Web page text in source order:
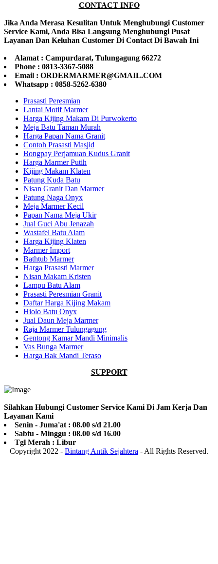
CONTACT INFO
Jika Anda Merasa Kesulitan Untuk Menghubungi Customer
Service Kami, Anda Bisa Langsung Menghubungi Pusat
Layanan Dan Keluhan Customer Di Contact Di Bawah Ini
Alamat : Campurdarat, Tulungagung 66272
Phone : 0813-3367-5088
Email : ORDERMARMER@GMAIL.COM
Whatsapp : 0858-5262-6380
Prasasti Peresmian
Lantai Motif Marmer
Harga Kijing Makam Di Purwokerto
Meja Batu Taman Murah
Harga Papan Nama Granit
Contoh Prasasti Masjid
Bongpay Perjamuan Kudus Granit
Harga Marmer Putih
Kijing Makam Klaten
Patung Kuda Batu
Nisan Granit Dan Marmer
Patung Naga Onyx
Meja Marmer Kecil
Papan Nama Meja Ukir
Jual Guci Abu Jenazah
Wastafel Batu Alam
Harga Kijing Klaten
Marmer Import
Bathtub Marmer
Harga Prasasti Marmer
Nisan Makam Kristen
Lampu Batu Alam
Prasasti Peresmian Granit
Daftar Harga Kijing Makam
Hiolo Batu Onyx
Jual Daun Meja Marmer
Raja Marmer Tulungagung
Gentong Kamar Mandi Minimalis
Vas Bunga Marmer
Harga Bak Mandi Teraso
SUPPORT
Silahkan Hubungi Customer Service Kami Di Jam Kerja Dan
Layanan Kami
Senin - Juma'at : 08.00 s/d 21.00
Sabtu - Minggu : 08.00 s/d 16.00
Tgl Merah : Libur
Copyright 2022 - Bintang Antik Sejahtera - All Rights Reserved.